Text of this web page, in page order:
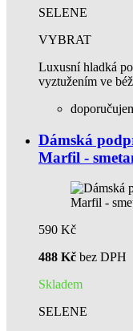
SELENE
VYBRAT
Luxusní hladká
vyztužením ve
Dámská
Marfil -
590 Kč
488 Kč bez DPH
Skladem
SELENE